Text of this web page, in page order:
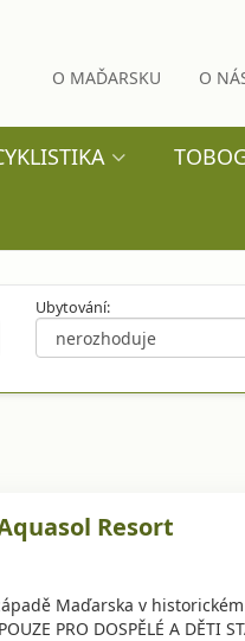
O MAĎARSKU O
Ubytování:
Resort
Maďarska v
PRO DOSPĚLÉ A DĚTI